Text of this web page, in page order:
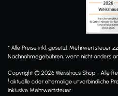
* Alle Preise inkl. gesetzl. Mehrwertsteuer
Nachnahmegebühren, wenn nicht anders
Copyright © 2026 Weisshaus Shop - Alle
1 aktuelle oder ehemalige unverbindliche
inklusive Mehrwertsteuer.